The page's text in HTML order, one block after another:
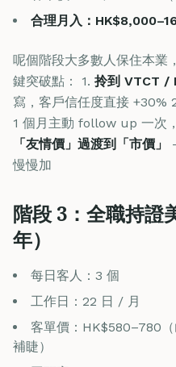
合理月入：
呢個階段大多數人保住本業
鍵突破點： 1. 拎到 VTCT /
寫，客戶信任度直接 +30%
1 個月主動 follow up 一次
「友情價」過渡到「市價」
慢慢加
階段 3：全職持證
年）
每日客人：3 個
工作日：22 日 / 月
客單價：HK$580–780
補睫）